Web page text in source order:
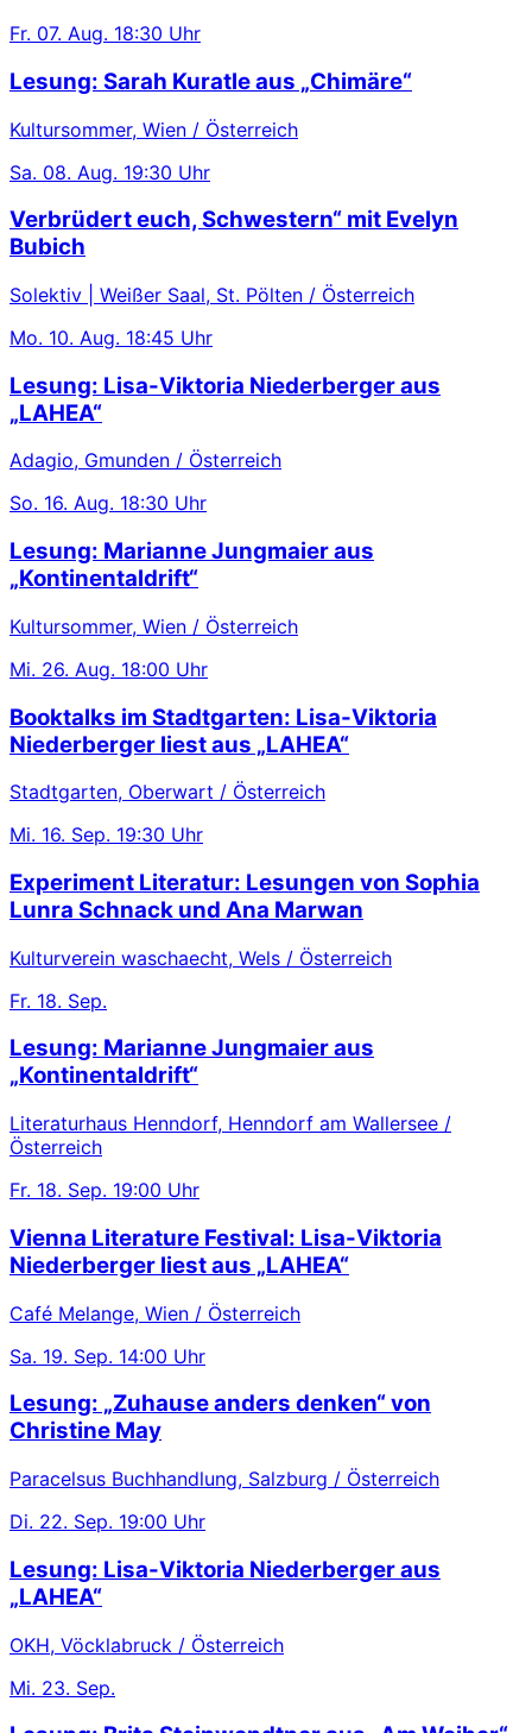
Fr. 07. Aug. 18:30 Uhr
Lesung: Sarah Kuratle aus „Chimäre“
Kultursommer, Wien / Österreich
Sa. 08. Aug. 19:30 Uhr
Verbrüdert euch, Schwestern“ mit Evelyn
Bubich
Solektiv | Weißer Saal, St. Pölten / Österreich
Mo. 10. Aug. 18:45 Uhr
Lesung: Lisa-Viktoria Niederberger aus
„LAHEA“
Adagio, Gmunden / Österreich
So. 16. Aug. 18:30 Uhr
Lesung: Marianne Jungmaier aus
„Kontinentaldrift“
Kultursommer, Wien / Österreich
Mi. 26. Aug. 18:00 Uhr
Booktalks im Stadtgarten: Lisa-Viktoria
Niederberger liest aus „LAHEA“
Stadtgarten, Oberwart / Österreich
Mi. 16. Sep. 19:30 Uhr
Experiment Literatur: Lesungen von Sophia
Lunra Schnack und Ana Marwan
Kulturverein waschaecht, Wels / Österreich
Fr. 18. Sep.
Lesung: Marianne Jungmaier aus
„Kontinentaldrift“
Literaturhaus Henndorf, Henndorf am Wallersee /
Österreich
Fr. 18. Sep. 19:00 Uhr
Vienna Literature Festival: Lisa-Viktoria
Niederberger liest aus „LAHEA“
Café Melange, Wien / Österreich
Sa. 19. Sep. 14:00 Uhr
Lesung: „Zuhause anders denken“ von
Christine May
Paracelsus Buchhandlung, Salzburg / Österreich
Di. 22. Sep. 19:00 Uhr
Lesung: Lisa-Viktoria Niederberger aus
„LAHEA“
OKH, Vöcklabruck / Österreich
Mi. 23. Sep.